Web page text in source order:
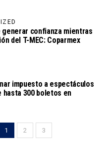
generar confianza mientras
del T-MEC: Coparmex
impuesto a espectáculos
hasta 300 boletos en
1 2 3